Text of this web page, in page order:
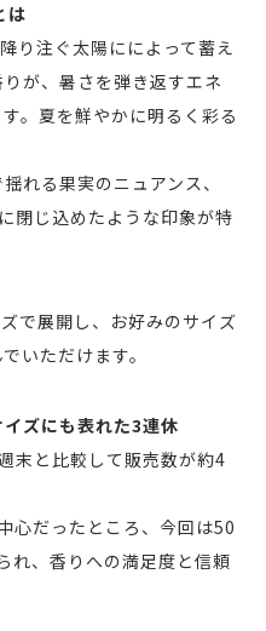
は
り注ぐ太陽にによって蓄え
が、暑さを弾き返すエネ
。夏を鮮やかに明るく彩る
れる果実のニュアンス、
閉じ込めたような印象が特
展開し、お好みのサイズ
いただけます。
ズにも表れた3連休
末と比較して販売数が約4
心だったところ、今回は50
、香りへの満足度と信頼